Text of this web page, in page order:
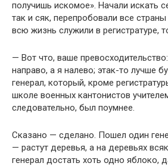
получишь искомое». Начали искать
так и сяк, перепробовали все
всю жизнь служили в регистратуре,
— Вот что, ваше
направо, а я налево; этак-то лучше
генерал, который, кроме
школе военных кантонистов
следовательно, был поумнее.
Сказано — сделано. Пошел один
— растут деревья, а на деревьях
генерал достать хоть одно яблоко,